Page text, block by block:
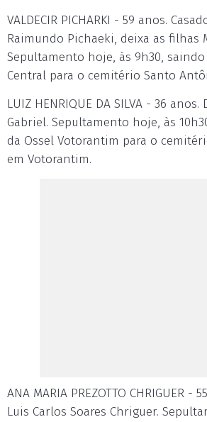
VALDECIR PICHARKI - 59 anos.
Raimundo Pichaeki, deixa as filhas
Sepultamento hoje, às 9h30,
Central para o cemitério Santo
LUIZ HENRIQUE DA SILVA - 36
Gabriel. Sepultamento hoje, às
da Ossel Votorantim para o
em Votorantim.
ANA MARIA PREZOTTO CHRIGUER -
Luis Carlos Soares Chriguer.